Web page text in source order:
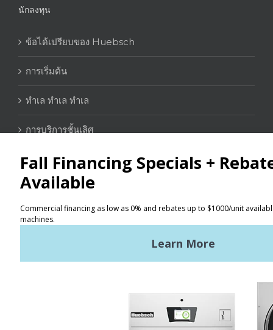
นักลงทุน
ข้อได้เปรียบของ Huebsch
การเริ่มต้น
ทำเล ทำเล ทำเล
การบริการชั้นเลิศ
ติดต่อ
ระบุตำแหน่ง